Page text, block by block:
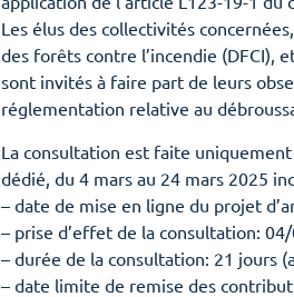
Les élus des collectivités
des forêts contre l’incendie (DFCI),
sont invités à faire part de leurs
réglementation relative au
La consultation est faite
dédié, du 4 mars au 24 mars 2025
– date de mise en ligne du projet
– prise d’effet de la consultation:
– durée de la consultation: 21 jours
– date limite de remise des